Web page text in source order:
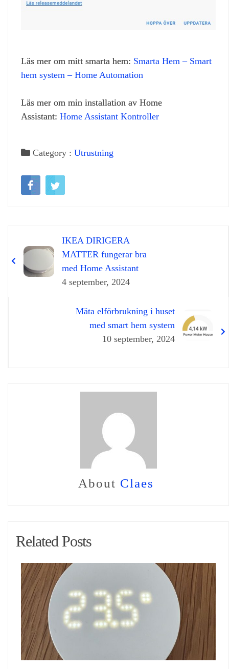
Läs mer om mitt smarta hem: Smarta Hem – Smart
hem system – Home Automation
Läs mer om min installation av Home
Assistant: Home Assistant Kontroller
Category : Utrustning
IKEA DIRIGERA
MATTER fungerar bra
med Home Assistant
4 september, 2024
Mäta elförbrukning i huset
med smart hem system
10 september, 2024
About Claes
Related Posts